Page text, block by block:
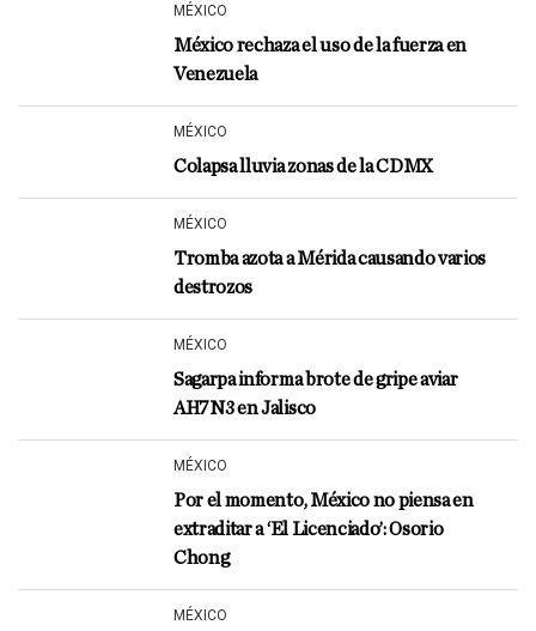
MÉXICO
México rechaza el uso de la fuerza en
Venezuela
MÉXICO
Colapsa lluvia zonas de la CDMX
MÉXICO
Tromba azota a Mérida causando varios
destrozos
MÉXICO
Sagarpa informa brote de gripe aviar
AH7N3 en Jalisco
MÉXICO
Por el momento, México no piensa en
extraditar a ‘El Licenciado’: Osorio
Chong
MÉXICO